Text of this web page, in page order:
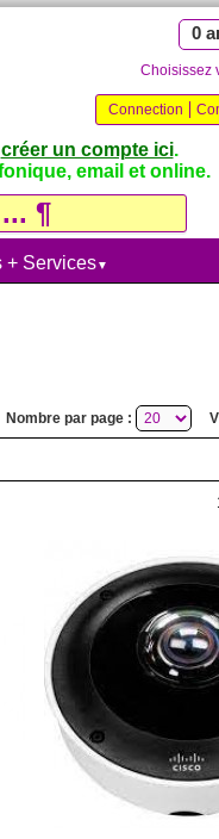
0
Connection
créer un compte ici.
email et online.
+ Services▼
Nombre par page :